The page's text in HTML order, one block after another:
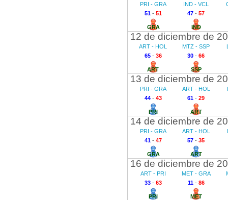
PRI - GRA
51- 51
GRA
IND - VCL
47 - 57
IND
12 de diciembre de
ART - HOL
65- 36
ART
MTZ - SSP
30 - 66
SSP
13 de diciembre de
PRI - GRA
44- 43
PRI
ART - HOL
61 - 29
ART
14 de diciembre de
PRI - GRA
41- 47
GRA
ART - HOL
57 - 35
ART
16 de diciembre de
ART - PRI
33- 63
PRI
MET - GRA
11- 86
MET